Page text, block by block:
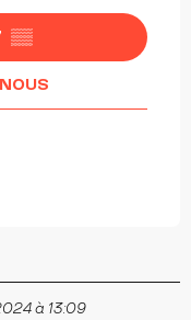
▒▒
à 13:09